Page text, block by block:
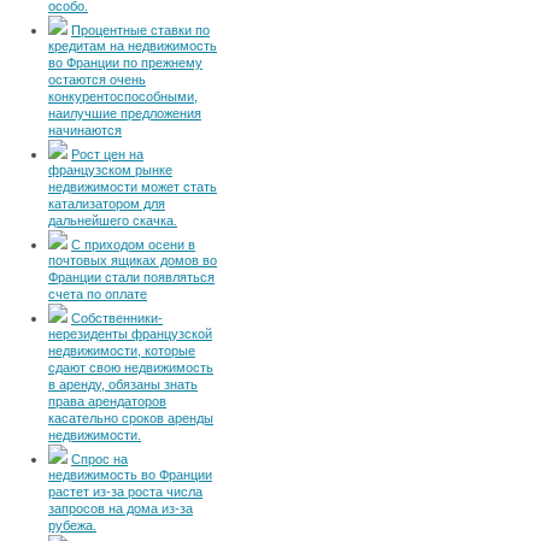
особо.
Процентные ставки по
кредитам на недвижимость
во Франции по прежнему
остаются очень
конкурентоспособными,
наилучшие предложения
начинаются
Рост цен на
французском рынке
недвижимости может стать
катализатором для
дальнейшего скачка.
С приходом осени в
почтовых ящиках домов во
Франции стали появляться
счета по оплате
Собственники-
нерезиденты французской
недвижимости, которые
сдают свою недвижимость
в аренду, обязаны знать
права арендаторов
касательно сроков аренды
недвижимости.
Спрос на
недвижимость во Франции
растет из-за роста числа
запросов на дома из-за
рубежа.